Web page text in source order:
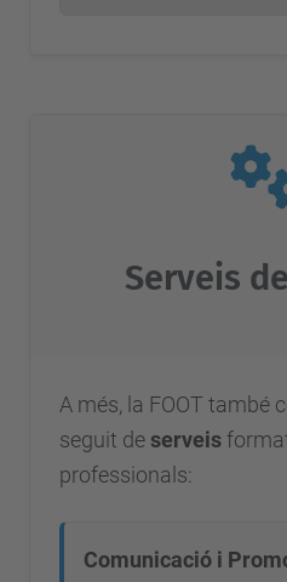
Serveis
A més, la FOOT també
seguit deserveis
professionals:
Comunicació i